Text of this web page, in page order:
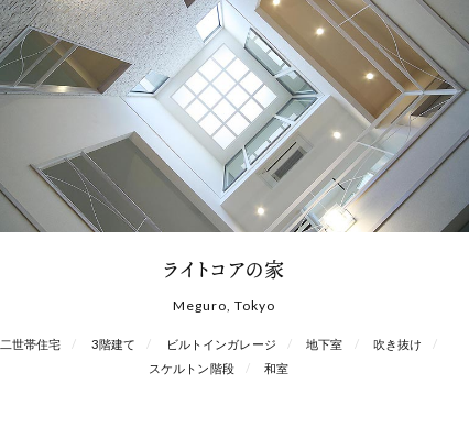
ライトコアの家
Meguro, Tokyo
二世帯住宅 3階建て ビルトインガレージ 地下室
吹き抜け
スケルトン階段
和室